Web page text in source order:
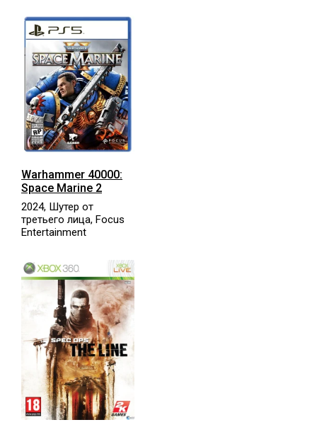
Warhammer 40000:
Space Marine 2
2024, Шутер от
третьего лица, Focus
Entertainment